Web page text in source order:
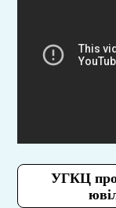
УГКЦ